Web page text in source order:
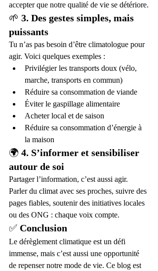
accepter que notre qualité de vie se détériore.
🌱 3. Des gestes simples, mais
puissants
Tu n’as pas besoin d’être climatologue pour
agir. Voici quelques exemples :
Privilégier les transports doux (vélo,
marche, transports en commun)
Réduire sa consommation de viande
Éviter le gaspillage alimentaire
Acheter local et de saison
Réduire sa consommation d’énergie à
la maison
🌍 4. S’informer et sensibiliser
autour de soi
Partager l’information, c’est aussi agir.
Parler du climat avec ses proches, suivre des
pages fiables, soutenir des initiatives locales
ou des ONG : chaque voix compte.
✅ Conclusion
Le dérèglement climatique est un défi
immense, mais c’est aussi une opportunité
de repenser notre mode de vie. Ce blog est